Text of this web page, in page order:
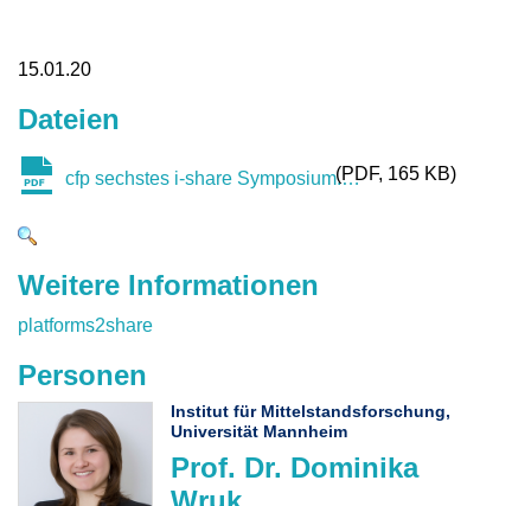
15.01.20
Dateien
cfp sechstes i-share Symposium.pdf
PDF 165 KB
Weitere Informationen
platforms2share
Personen
Prof. Dr. Dominika
Institut für Mittelstandsforschung,
Universität Mannheim